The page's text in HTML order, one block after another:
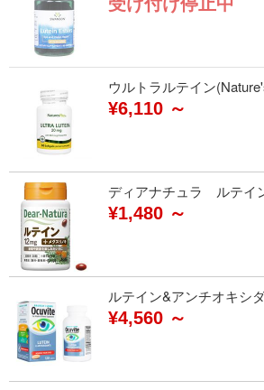
ウルトラルテイン
¥6,110 ～
ディアナチュラ ルテイ
¥1,480 ～
ルテイン&アンチオキシ
¥4,560 ～